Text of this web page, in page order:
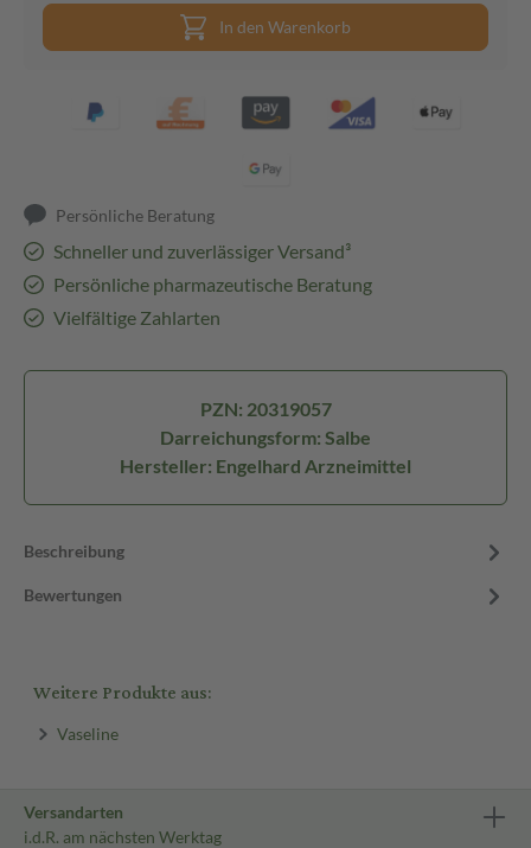
In den Warenkorb
Persönliche Beratung
Schneller und zuverlässiger Versand³
Persönliche pharmazeutische Beratung
Vielfältige Zahlarten
PZN: 20319057
Darreichungsform: Salbe
Hersteller: Engelhard Arzneimittel
Beschreibung
Bewertungen
Weitere Produkte aus:
Vaseline
Versandarten
i.d.R. am nächsten Werktag